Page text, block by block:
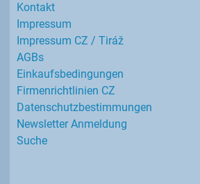
Kontakt
Impressum
Impressum CZ / Tiráž
AGBs
Einkaufs­bedingungen
Firmenrichtlinien CZ
Datenschutz­bestimmungen
Newsletter Anmeldung
Suche